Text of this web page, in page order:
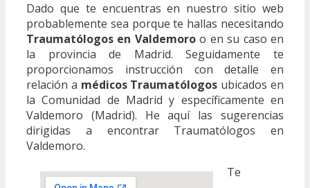
Dado que te encuentras en nuestro sitio web
probablemente sea porque te hallas necesitando
Traumatólogos en Valdemoroo en su caso en
la provincia de Madrid. Seguidamente te
proporcionamos instrucción con detalle en
relación a médicos Traumatólogos ubicados en
la Comunidad de Madrid y específicamente en
Valdemoro (Madrid). He aquí las sugerencias
dirigidas a encontrar Traumatólogos en
Valdemoro.
Te